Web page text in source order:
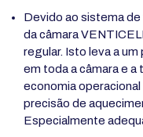
Devido ao sistema
da câmara
regular. Isto leva a
em toda a câmara e
economia
precisão de
Especialmente